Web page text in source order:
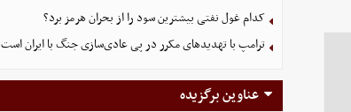
کدام غول نفتی بیشترین سود را از بحران هرمز برد؟
ترامپ با تهدیدهای مکرر در پی عادی‌سازی جنگ با ایران است
عناوین برگزیده